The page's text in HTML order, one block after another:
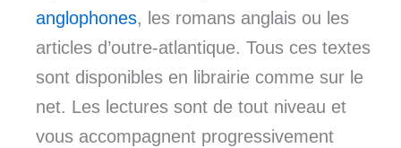
anglophones, les romans anglais ou les
articles d’outre-atlantique. Tous ces textes
sont disponibles en librairie comme sur le
net. Les lectures sont de tout niveau et
vous accompagnent progressivement